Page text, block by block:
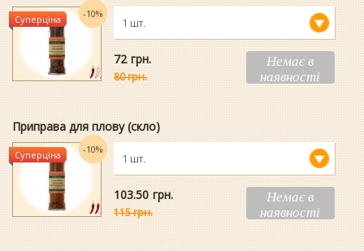
Суперціна -10%
1 шт.
72 гpн.
80 грн.
Немає в
наявності
Приправа для плову (скло)
Суперціна -10%
1 шт.
103.50 гpн.
115 грн.
Немає в
наявності